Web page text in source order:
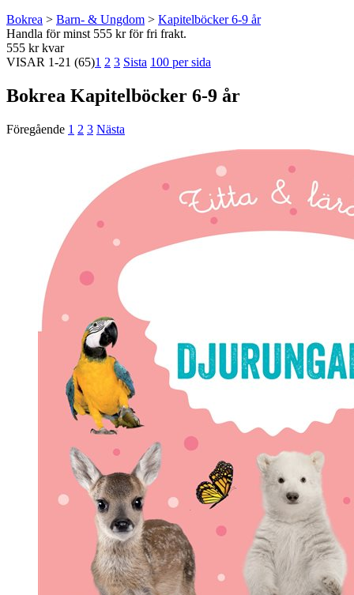
Bokrea > Barn- & Ungdom > Kapitelböcker 6-9 år
Handla för minst 555 kr för fri frakt.
555 kr kvar
VISAR 1-21 (65)1 2 3 Sista 100 per sida
Bokrea Kapitelböcker 6-9 år
Föregående 1 2 3 Nästa